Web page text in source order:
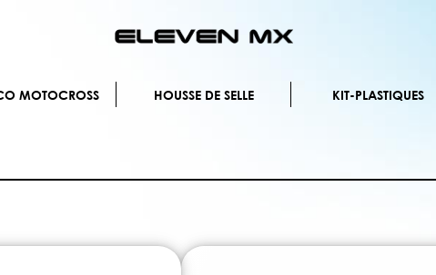
au
MOTOCROSS HOUSSE DE SELLE KIT-PLASTIQUES